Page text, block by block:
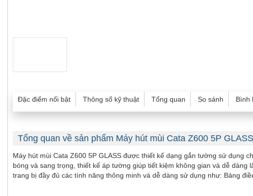
Đặc điểm nổi bật Thông số kỹ thuật Tổng quan So sánh Bình
Tổng quan về sản phẩm Máy hút mùi Cata Z600 5P GLASS
Máy hút mùi Cata Z600 5P GLASS được thiết kế dạng gắn tường sử dụng
bóng và sang trọng, thiết kế áp tường giúp tiết kiệm không gian và dễ
trang bị đầy đủ các tính năng thông minh và dễ dàng sử dụng như: Bảng